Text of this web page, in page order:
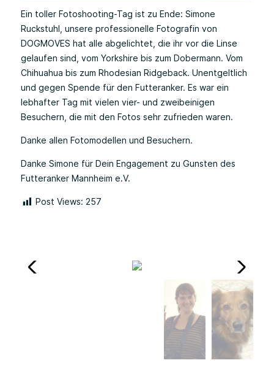
Ein toller Fotoshooting-Tag ist zu Ende: Simone
Ruckstuhl, unsere professionelle Fotografin von
DOGMOVES hat alle abgelichtet, die ihr vor die Linse
gelaufen sind, vom Yorkshire bis zum Dobermann. Vom
Chihuahua bis zum Rhodesian Ridgeback. Unentgeltlich
und gegen Spende für den Futteranker. Es war ein
lebhafter Tag mit vielen vier- und zweibeinigen
Besuchern, die mit den Fotos sehr zufrieden waren.
Danke allen Fotomodellen und Besuchern.
Danke Simone für Dein Engagement zu Gunsten des
Futteranker Mannheim e.V.
Post Views: 257